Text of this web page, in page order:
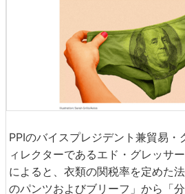
PPIのバイスプレジデント兼貿易
ィレクターであるエド・グレッサ
によると、衣類の関税率を定めた
のパンツおよびブリーフ」から「